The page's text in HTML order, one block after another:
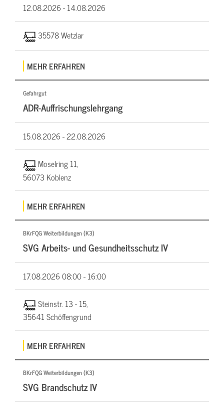
12.08.2026 -14.08.2026
35578 Wetzlar
MEHR ERFAHREN
Gefahrgut
ADR-Auffrischungslehrgang
15.08.2026 -22.08.2026
Moselring 11,
56073 Koblenz
MEHR ERFAHREN
BKrFQG Weiterbildungen (K3)
SVG Arbeits- und Gesundheitsschutz IV
17.08.202608:00 - 16:00
Steinstr. 13 - 15,
35641 Schöffengrund
MEHR ERFAHREN
BKrFQG Weiterbildungen (K3)
SVG Brandschutz IV